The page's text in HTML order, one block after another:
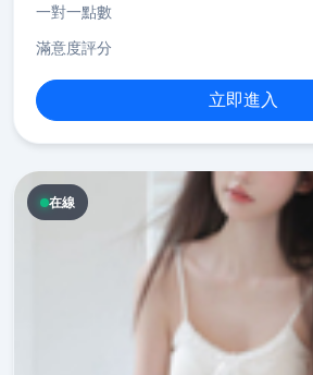
一對一點數
滿意度評分
立即進入
在線